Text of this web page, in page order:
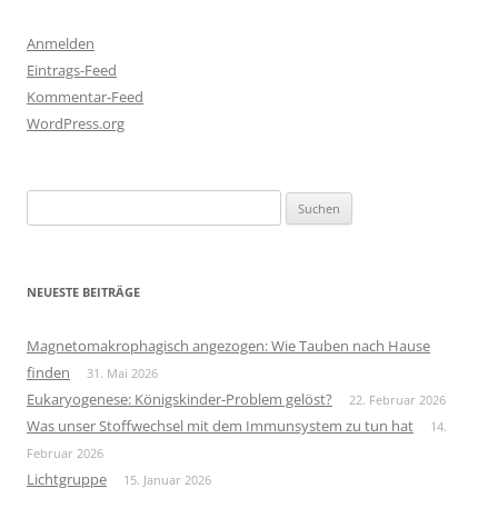
Anmelden
Eintrags-Feed
Kommentar-Feed
WordPress.org
nach:
NEUESTE BEITRÄGE
Magnetomakrophagisch angezogen: Wie Tauben nach Hause
finden
31. Mai 2026
Eukaryogenese: Königskinder-Problem gelöst? 22. Februar 2026
Was unser Stoffwechsel mit dem Immunsystem zu tun hat
14.
Februar 2026
Lichtgruppe 15. Januar 2026